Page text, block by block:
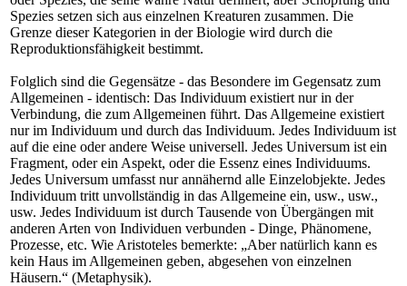
Spezies setzen sich aus einzelnen Kreaturen zusammen. Die
Grenze dieser Kategorien in der Biologie wird durch die
Reproduktionsfähigkeit bestimmt.
Folglich sind die Gegensätze - das Besondere im Gegensatz zum
Allgemeinen - identisch: Das Individuum existiert nur in der
Verbindung, die zum Allgemeinen führt. Das Allgemeine existiert
nur im Individuum und durch das Individuum. Jedes Individuum ist
auf die eine oder andere Weise universell. Jedes Universum ist ein
Fragment, oder ein Aspekt, oder die Essenz eines Individuums.
Jedes Universum umfasst nur annähernd alle Einzelobjekte. Jedes
Individuum tritt unvollständig in das Allgemeine ein, usw., usw.,
usw. Jedes Individuum ist durch Tausende von Übergängen mit
anderen Arten von Individuen verbunden - Dinge, Phänomene,
Prozesse, etc. Wie Aristoteles bemerkte: „Aber natürlich kann es
kein Haus im Allgemeinen geben, abgesehen von einzelnen
Häusern.“ (Metaphysik).